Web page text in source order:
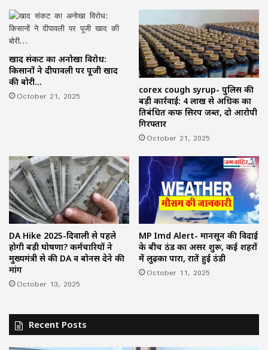
खाद संकट का अनोखा विरोध:
किसानों ने दीपावली पर पूजी खाद
की बोरी…
October 21, 2025
corex cough syrup- पुलिस की
बड़ी कार्रवाई: 4 लाख से अधिक का
प्रतिबंधित कफ सिरप जब्त, दो आरोपी
गिरफ्तार
October 21, 2025
DA Hike 2025-दिवाली से पहले
होगी बड़ी घोषणा? कर्मचारियों ने
मुख्यमंत्री से की DA व बोनस देने की
मांग
October 13, 2025
MP Imd Alert- मानसून की विदाई
के बीच ठंड का असर शुरू, कई शहरों
में लुढ़का पारा, रातें हुई ठंडी
October 11, 2025
Recent Posts